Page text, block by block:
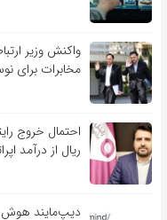
واکنش وزیر
مخابرات برای
ریال از درآمد